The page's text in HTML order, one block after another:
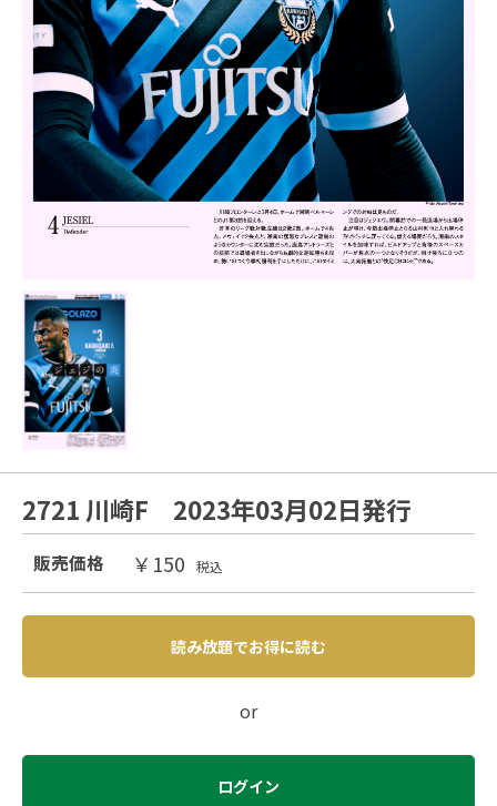
2721 川崎F 2023年03月02日発行
販売価格 ￥150 税込
読み放題でお得に読む
or
ログイン